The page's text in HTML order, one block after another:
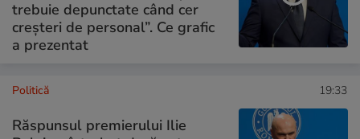
trebuie depunctate când cer
creșteri de personal”. Ce grafic
a prezentat
Politică 19:33
Răspunsul premierului Ilie